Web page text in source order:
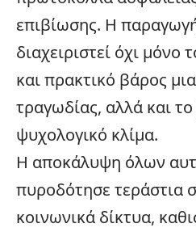
επιβίωσης. Η
διαχειριστεί όχι μόνο
και πρακτικό βάρος
τραγωδίας, αλλά και
ψυχολογικό κλίμα.
Η αποκάλυψη όλων
πυροδότησε τεράστια
κοινωνικά δίκτυα,